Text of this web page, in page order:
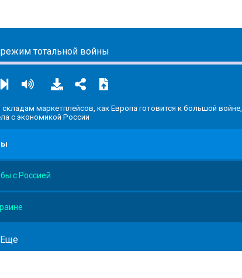
тотальной войны
маркетплейсов, как Европа готовится к большой войне,
с экономикой России
с Россией
Еще